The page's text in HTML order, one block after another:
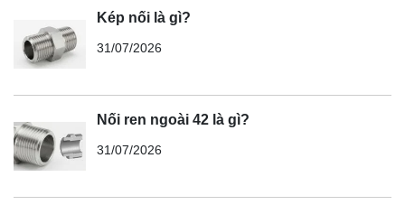
Kép nối là gì?
31/07/2026
Nối ren ngoài 42 là gì?
31/07/2026